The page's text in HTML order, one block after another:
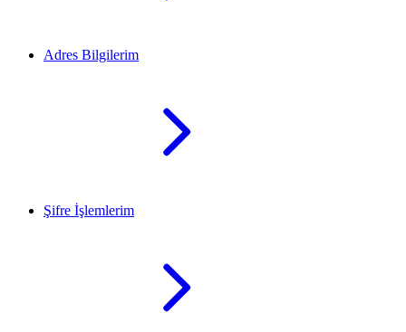
Adres Bilgilerim
Şifre İşlemlerim